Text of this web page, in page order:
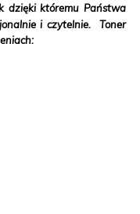
dzięki któremu Państwa
i czytelnie. Toner